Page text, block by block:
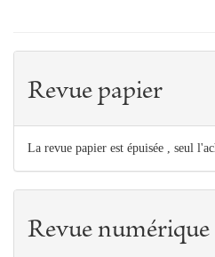
Revue papier
La revue papier est épuisée , seul
Revue numérique